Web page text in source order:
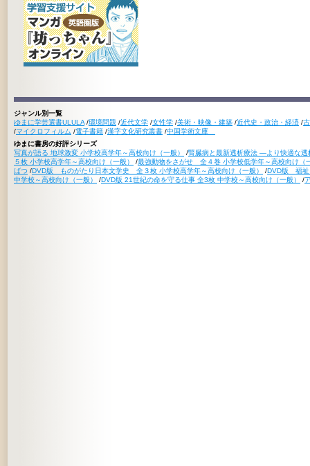
ジャンル別一覧
ゆまに学芸選書ULULA /環境問題 /近代文学 /女性学 /美術・映像・建築 /近代史・政治・経済 /
/マイクロフィルム /電子書籍 /漢字文化研究叢書 /中国学術文庫
ゆまに書房の好評シリーズ
写真が語る 地球激変 小学校高学年～高校向け（一般）
/腎臓病と最新透析療法 ―より快適な
５枚 小学校高学年～高校向け（一般）
/最強動物をさがせ 全４巻 小学校低学年～高校向け（
ばつ /DVD版 ものがたり日本文学史 全３枚 小学校高学年～高校向け（一般） /DVD版 福祉
中学校～高校向け（一般）
/DVD版 21世紀の命を守る仕事 全3枚 中学校～高校向け（一般） /